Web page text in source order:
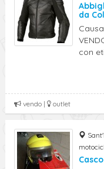
da
con
vendo | outlet